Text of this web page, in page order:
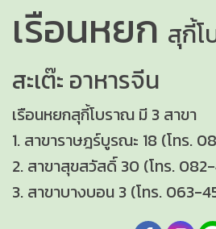
เรือนหยก สุกี้
สะเต๊ะ อาหารจีน
เรือนหยกสุกี้โบราณ มี 3 สาขา
1. สาขาราษฎร์บูรณะ 18 (โทร.
2. สาขาสุขสวัสดิ์ 30 (โทร.
3. สาขาบางบอน 3 (โทร. 063-